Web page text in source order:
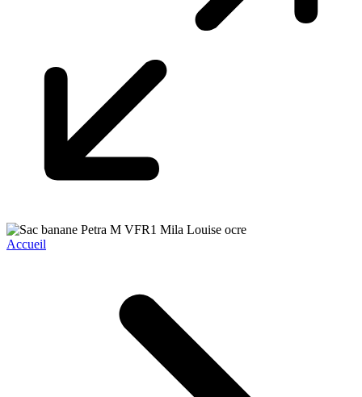
Accueil